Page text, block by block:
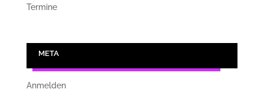
Termine
META
Anmelden